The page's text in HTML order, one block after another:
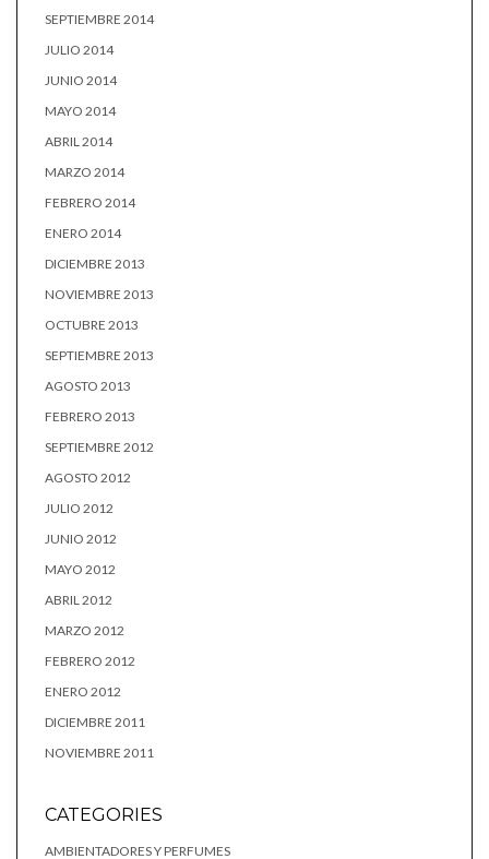
SEPTIEMBRE 2014
JULIO 2014
JUNIO 2014
MAYO 2014
ABRIL 2014
MARZO 2014
FEBRERO 2014
ENERO 2014
DICIEMBRE 2013
NOVIEMBRE 2013
OCTUBRE 2013
SEPTIEMBRE 2013
AGOSTO 2013
FEBRERO 2013
SEPTIEMBRE 2012
AGOSTO 2012
JULIO 2012
JUNIO 2012
MAYO 2012
ABRIL 2012
MARZO 2012
FEBRERO 2012
ENERO 2012
DICIEMBRE 2011
NOVIEMBRE 2011
CATEGORIES
AMBIENTADORES Y PERFUMES